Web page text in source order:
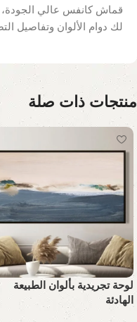
قماش كانفس عالي
لك دوام الألوان وتفاصيل
منتجات ذات صلة
لوحة تجريدية بألوان الطبيعة
الهادئة